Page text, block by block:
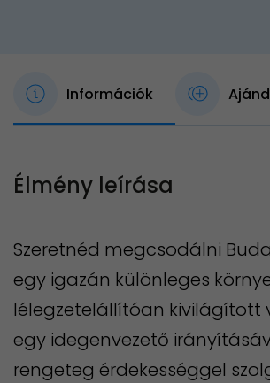
Információk
Élmény leírása
Szeretnéd megcsodálni
egy igazán különleges
lélegzetelállítóan kivilágított
egy idegenvezető
rengeteg érdekességgel